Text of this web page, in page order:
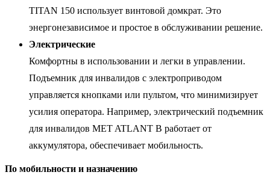
TITAN 150 использует винтовой домкрат. Это
энергонезависимое и простое в обслуживании решение.
Электрические
Комфортны в использовании и легки в управлении.
Подъемник для инвалидов с электроприводом
управляется кнопками или пультом, что минимизирует
усилия оператора. Например, электрический подъемник
для инвалидов MET ATLANT B работает от
аккумулятора, обеспечивает мобильность.
По мобильности и назначению